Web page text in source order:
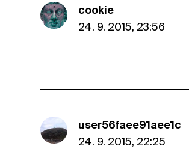
cookie
24. 9. 2015, 23:56
user56faee91aee1c
24. 9. 2015, 22:25